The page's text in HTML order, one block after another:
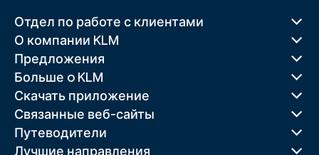
Отдел по работе с клиентами
О компании KLM
Предложения
Больше o KLM
Скачать приложение
Связанные веб-сайты
Путеводители
Лучшие направления